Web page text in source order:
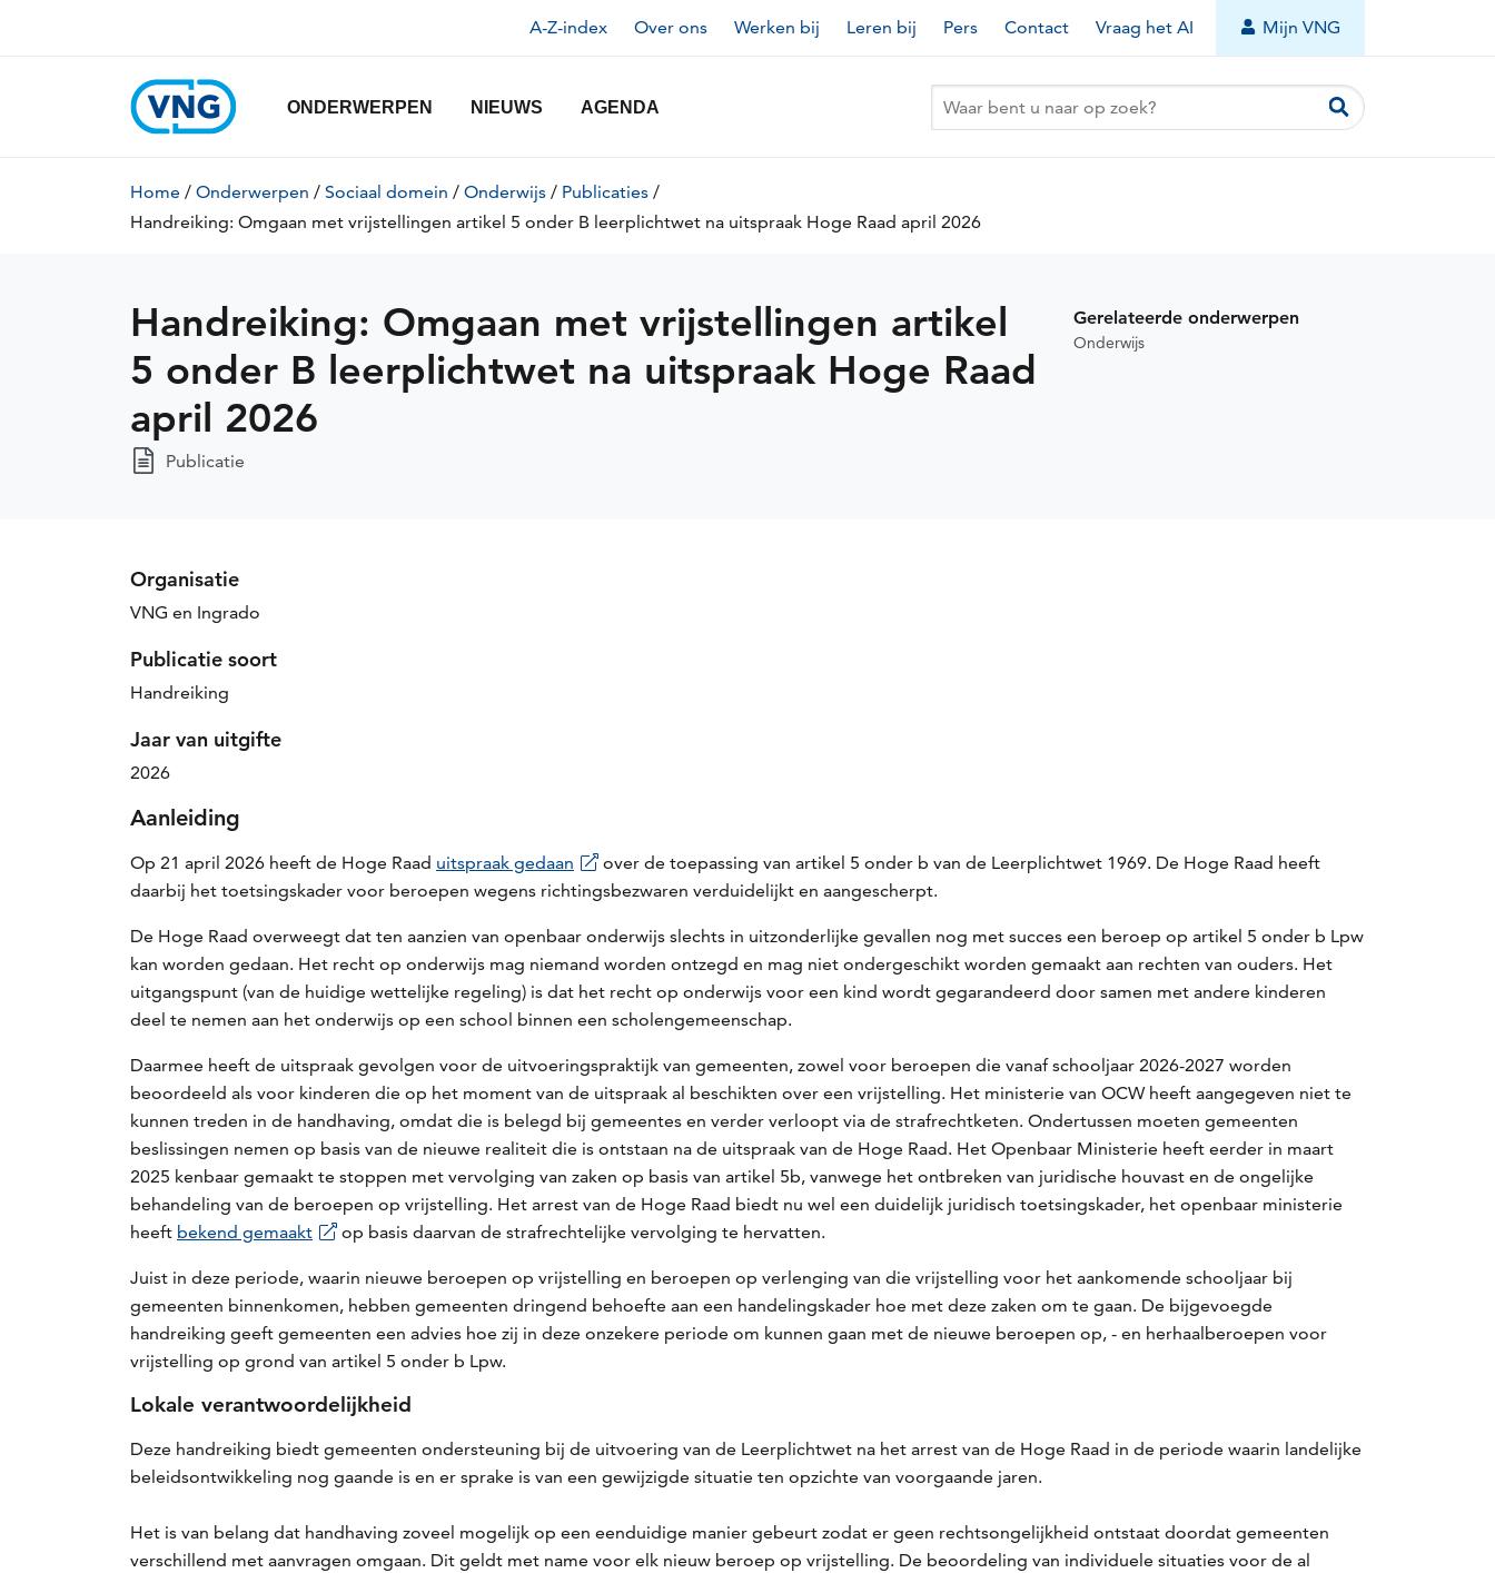
Topnavigatie
A-Z-index Over ons Werken bij Leren bij Pers Contact Vraag het AI Mijn VNG
Hoofdnavigatie
ONDERWERPEN NIEUWS AGENDA
Omgaan
leerplichtwet
Kruimelpad
Home / Onderwerpen / Sociaal domein / Onderwijs / Publicaties /
Handreiking: Omgaan met vrijstellingen artikel 5 onder B leerplichtwet na uitspraak Hoge Raad april 2026
Handreiking: Omgaan met vrijstellingen artikel
5 onder B leerplichtwet na uitspraak Hoge Raad
april 2026
Publicatie
Gerelateerde onderwerpen
Onderwijs
Organisatie
VNG en Ingrado
Publicatie soort
Handreiking
Jaar van uitgifte
2026
Aanleiding
Op 21 april 2026 heeft de Hoge Raad uitspraak gedaan
over de toepassing van artikel 5 onder b van de Leerplichtwet 1969. De Hoge Raad heeft
daarbij het toetsingskader voor beroepen wegens richtingsbezwaren verduidelijkt en aangescherpt.
De Hoge Raad overweegt dat ten aanzien van openbaar onderwijs slechts in uitzonderlijke gevallen nog met succes een beroep op artikel 5 onder b Lpw
kan worden gedaan. Het recht op onderwijs mag niemand worden ontzegd en mag niet ondergeschikt worden gemaakt aan rechten van ouders. Het
uitgangspunt (van de huidige wettelijke regeling) is dat het recht op onderwijs voor een kind wordt gegarandeerd door samen met andere kinderen
deel te nemen aan het onderwijs op een school binnen een scholengemeenschap.
Daarmee heeft de uitspraak gevolgen voor de uitvoeringspraktijk van gemeenten, zowel voor beroepen die vanaf schooljaar 2026-2027 worden
beoordeeld als voor kinderen die op het moment van de uitspraak al beschikten over een vrijstelling. Het ministerie van OCW heeft aangegeven niet te
kunnen treden in de handhaving, omdat die is belegd bij gemeentes en verder verloopt via de strafrechtketen. Ondertussen moeten gemeenten
beslissingen nemen op basis van de nieuwe realiteit die is ontstaan na de uitspraak van de Hoge Raad. Het Openbaar Ministerie heeft eerder in maart
2025 kenbaar gemaakt te stoppen met vervolging van zaken op basis van artikel 5b, vanwege het ontbreken van juridische houvast en de ongelijke
behandeling van de beroepen op vrijstelling. Het arrest van de Hoge Raad biedt nu wel een duidelijk juridisch toetsingskader, het openbaar ministerie
heeft bekend gemaakt op basis daarvan de strafrechtelijke vervolging te hervatten.
Juist in deze periode, waarin nieuwe beroepen op vrijstelling en beroepen op verlenging van die vrijstelling voor het aankomende schooljaar bij
gemeenten binnenkomen, hebben gemeenten dringend behoefte aan een handelingskader hoe met deze zaken om te gaan. De bijgevoegde
handreiking geeft gemeenten een advies hoe zij in deze onzekere periode om kunnen gaan met de nieuwe beroepen op, - en herhaalberoepen voor
vrijstelling op grond van artikel 5 onder b Lpw.
Lokale verantwoordelijkheid
Deze handreiking biedt gemeenten ondersteuning bij de uitvoering van de Leerplichtwet na het arrest van de Hoge Raad in de periode waarin landelijke
beleidsontwikkeling nog gaande is en er sprake is van een gewijzigde situatie ten opzichte van voorgaande jaren.
Het is van belang dat handhaving zoveel mogelijk op een eenduidige manier gebeurt zodat er geen rechtsongelijkheid ontstaat doordat gemeenten
verschillend met aanvragen omgaan. Dit geldt met name voor elk nieuw beroep op vrijstelling. De beoordeling van individuele situaties voor de al